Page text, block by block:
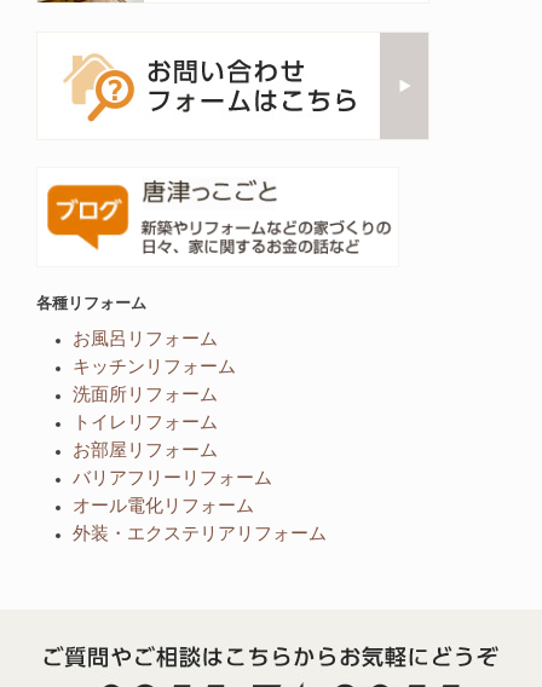
各種リフォーム
お風呂リフォーム
キッチンリフォーム
洗面所リフォーム
トイレリフォーム
お部屋リフォーム
バリアフリーリフォーム
オール電化リフォーム
外装・エクステリアリフォーム